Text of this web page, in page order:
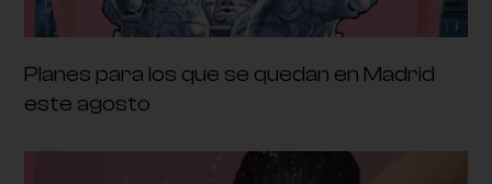
Planes para los que se quedan en Madrid
este agosto